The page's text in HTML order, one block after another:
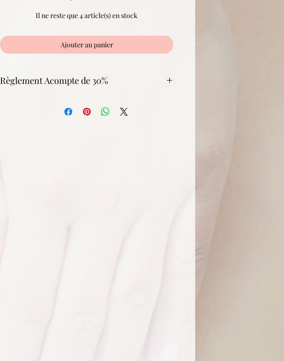
Il ne reste que 4 article(s) en stock
Ajouter au panier
Règlement Acompte de 30%